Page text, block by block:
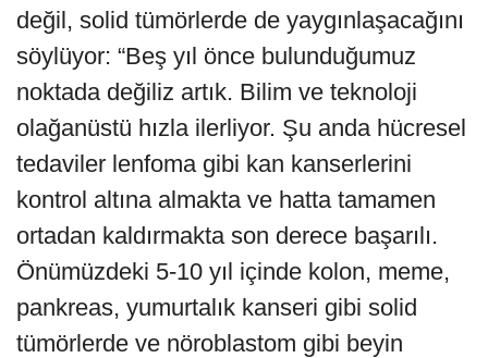
değil, solid tümörlerde de yaygınlaşacağını
söylüyor: “Beş yıl önce bulunduğumuz
noktada değiliz artık. Bilim ve teknoloji
olağanüstü hızla ilerliyor. Şu anda hücresel
tedaviler lenfoma gibi kan kanserlerini
kontrol altına almakta ve hatta tamamen
ortadan kaldırmakta son derece başarılı.
Önümüzdeki 5-10 yıl içinde kolon, meme,
pankreas, yumurtalık kanseri gibi solid
tümörlerde ve nöroblastom gibi beyin